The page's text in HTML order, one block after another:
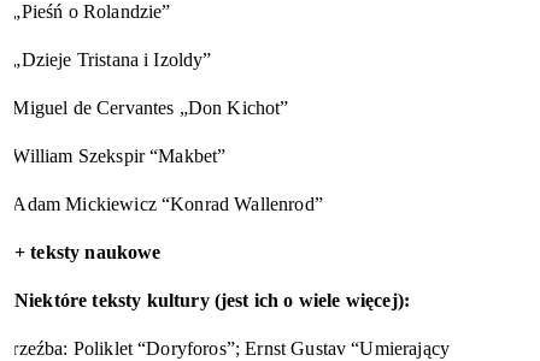
„Pieśń o Rolandzie”
„Dzieje Tristana i Izoldy”
Miguel de Cervantes „Don Kichot”
William Szekspir “Makbet”
Adam Mickiewicz “Konrad Wallenrod”
+ teksty naukowe
Niektóre teksty kultury (jest ich o wiele więcej):
rzeźba: Poliklet “Doryforos”; Ernst Gustav “Umierający